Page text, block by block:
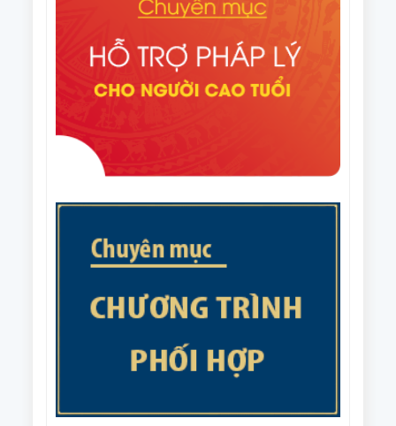
liên thế hệ tự giúp nhau đến năm 2035.
Quyết định số 1648/QĐ-TTg ngày 06/8/2025 của
câu lạc bộ liên thế hệ tự giúp nhau đến năm 2035
Văn bản số 215/CV-HNCT/BCS ngày 31/7/2025 của
Ban Thường vụ Trung ương Hội NCT Việt Nam về
Thường vụ Trung ương Hội NCT Việt Nam về các
nhiệm vụ trọng tâm năm 2026